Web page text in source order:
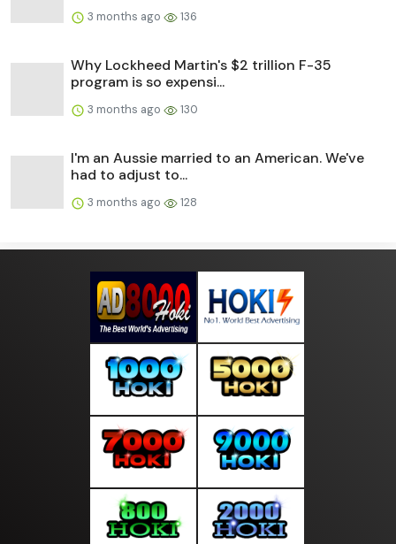
3 months ago 136
Why Lockheed Martin's $2 trillion F-35
program is so expensi...
3 months ago 130
I'm an Aussie married to an American. We've
had to adjust to...
3 months ago 128